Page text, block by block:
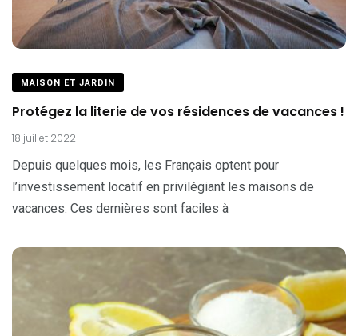
MAISON ET JARDIN
Protégez la literie de vos résidences de vacances !
18 juillet 2022
Depuis quelques mois, les Français optent pour
l’investissement locatif en privilégiant les maisons de
vacances. Ces dernières sont faciles à